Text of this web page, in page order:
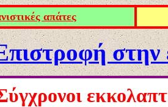
απάτες
στην